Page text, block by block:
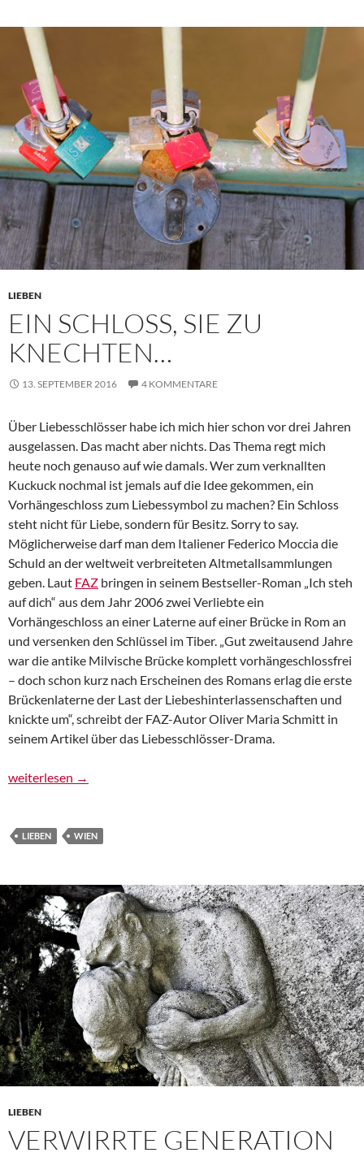
LIEBEN
EIN SCHLOSS, SIE ZU
KNECHTEN…
13. SEPTEMBER 2016 4 KOMMENTARE
Über Liebesschlösser habe ich mich hier schon vor drei Jahren
ausgelassen. Das macht aber nichts. Das Thema regt mich
heute noch genauso auf wie damals. Wer zum verknallten
Kuckuck nochmal ist jemals auf die Idee gekommen, ein
Vorhängeschloss zum Liebessymbol zu machen? Ein Schloss
steht nicht für Liebe, sondern für Besitz. Sorry to say.
Möglicherweise darf man dem Italiener Federico Moccia die
Schuld an der weltweit verbreiteten Altmetallsammlungen
geben. Laut FAZ bringen in seinem Bestseller-Roman „Ich steh
auf dich“ aus dem Jahr 2006 zwei Verliebte ein
Vorhängeschloss an einer Laterne auf einer Brücke in Rom an
und versenken den Schlüssel im Tiber. „Gut zweitausend Jahre
war die antike Milvische Brücke komplett vorhängeschlossfrei
– doch schon kurz nach Erscheinen des Romans erlag die erste
Brückenlaterne der Last der Liebeshinterlassenschaften und
knickte um“, schreibt der FAZ-Autor Oliver Maria Schmitt in
seinem Artikel über das Liebesschlösser-Drama.
Ein Schloss, sie zu knechten…
weiterlesen →
LIEBEN WIEN
LIEBEN
VERWIRRTE GENERATION